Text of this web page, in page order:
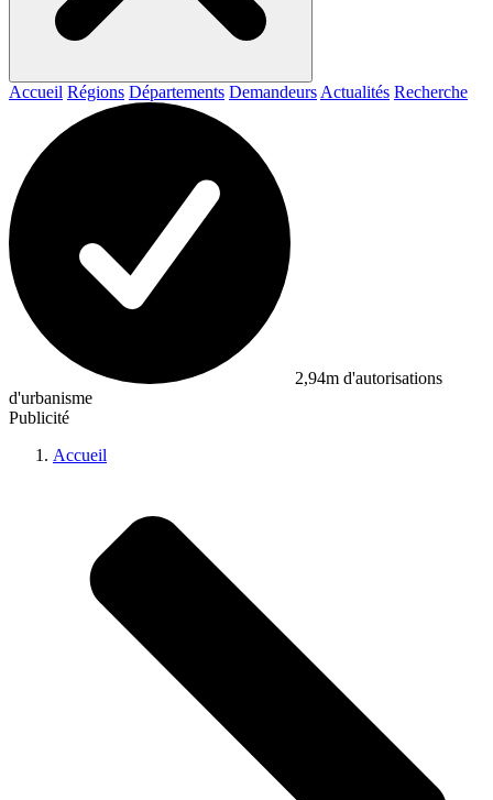
Accueil Régions Départements Demandeurs Actualités Recherche
2,94m d'autorisations
d'urbanisme
Publicité
Accueil